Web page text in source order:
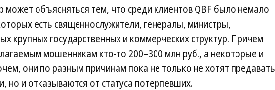
может объясняться тем, что среди клиентов QBF было немало
есть священнослужители, генералы, министры,
крупных государственных и коммерческих структур. Причем
мошенникам кто-то 200–300 млн руб., а некоторые и
они по разным причинам пока не только не хотят предавать
но и отказываются от статуса потерпевших.